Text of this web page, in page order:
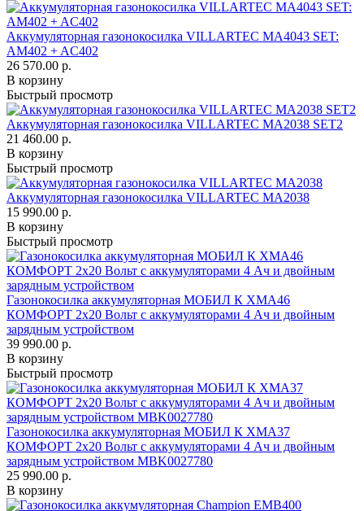
Аккумуляторная газонокосилка VILLARTEC MA4043 SET:
AM402 + AC402
26 570.00 р.
В корзину
Быстрый просмотр
Аккумуляторная газонокосилка VILLARTEC MA2038 SET2
21 460.00 р.
В корзину
Быстрый просмотр
Аккумуляторная газонокосилка VILLARTEC MA2038
15 990.00 р.
В корзину
Быстрый просмотр
Газонокосилка аккумуляторная МОБИЛ К XMA46
КОМФОРТ 2х20 Вольт с аккумуляторами 4 Ач и двойным
зарядным устройством
39 990.00 р.
В корзину
Быстрый просмотр
Газонокосилка аккумуляторная МОБИЛ К XMA37
КОМФОРТ 2х20 Вольт с аккумуляторами 4 Ач и двойным
зарядным устройством MBK0027780
25 990.00 р.
В корзину